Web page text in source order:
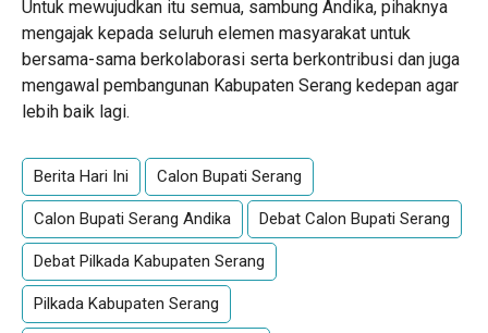
Untuk mewujudkan itu semua, sambung Andika, pihaknya
mengajak kepada seluruh elemen masyarakat untuk
bersama-sama berkolaborasi serta berkontribusi dan juga
mengawal pembangunan Kabupaten Serang kedepan agar
lebih baik lagi.
Berita Hari Ini Calon Bupati Serang
Calon Bupati Serang Andika Debat Calon Bupati Serang
Debat Pilkada Kabupaten Serang
Pilkada Kabupaten Serang